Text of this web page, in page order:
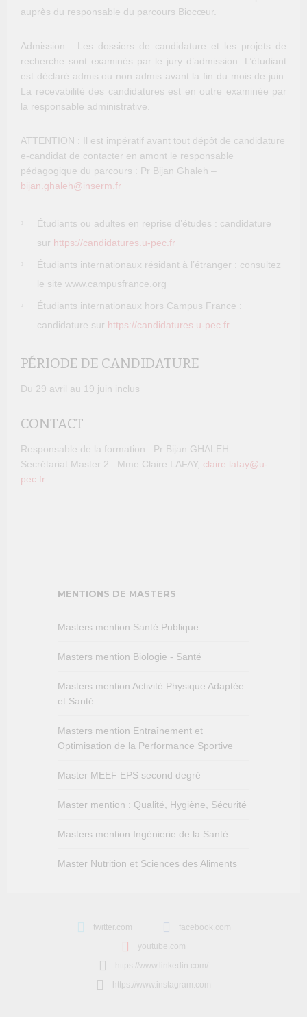
auprès du responsable du parcours Biocœur.
Admission : Les dossiers de candidature et les projets de
recherche sont examinés par le jury d’admission. L’étudiant
est déclaré admis ou non admis avant la fin du mois de juin.
La recevabilité des candidatures est en outre examinée par
la responsable administrative.
ATTENTION : Il est impératif avant tout dépôt de candidature
e-candidat de contacter en amont le responsable
pédagogique du parcours : Pr Bijan Ghaleh –
bijan.ghaleh@inserm.fr
Étudiants ou adultes en reprise d’études : candidature
sur https://candidatures.u-pec.fr
Étudiants internationaux résidant à l’étranger : consultez
le site www.campusfrance.org
Étudiants internationaux hors Campus France :
candidature sur https://candidatures.u-pec.fr
PÉRIODE DE CANDIDATURE
Du 29 avril au 19 juin inclus
CONTACT
Responsable de la formation : Pr Bijan GHALEH
Secrétariat Master 2 : Mme Claire LAFAY, claire.lafay@u-
pec.fr
MENTIONS DE MASTERS
Masters mention Santé Publique
Masters mention Biologie - Santé
Masters mention Activité Physique Adaptée
et Santé
Masters mention Entraînement et
Optimisation de la Performance Sportive
Master MEEF EPS second degré
Master mention : Qualité, Hygiène, Sécurité
Masters mention Ingénierie de la Santé
Master Nutrition et Sciences des Aliments
twitter.com
facebook.com
youtube.com
https://www.linkedin.com/
https://www.instagram.com